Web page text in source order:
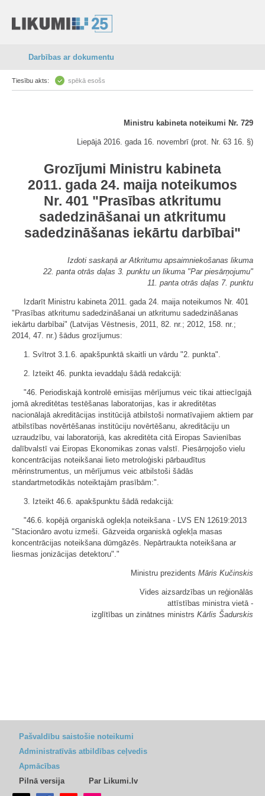
Darbības ar dokumentu
Tiesību akts: spēkā esošs
Ministru kabineta noteikumi Nr. 729
Liepājā 2016. gada 16. novembrī (prot. Nr. 63 16. §)
Grozījumi Ministru kabineta
2011. gada 24. maija noteikumos
Nr. 401 "Prasības atkritumu
sadedzināšanai un atkritumu
sadedzināšanas iekārtu darbībai"
Izdoti saskaņā ar Atkritumu apsaimniekošanas likuma
22. panta otrās daļas 3. punktu un likuma "Par piesārņojumu"
11. panta otrās daļas 7. punktu
Izdarīt Ministru kabineta 2011. gada 24. maija noteikumos Nr. 401
"Prasības atkritumu sadedzināšanai un atkritumu sadedzināšanas
iekārtu darbībai" (Latvijas Vēstnesis, 2011, 82. nr.; 2012, 158. nr.;
2014, 47. nr.) šādus grozījumus:
1. Svītrot 3.1.6. apakšpunktā skaitli un vārdu "2. punkta".
2. Izteikt 46. punkta ievaddaļu šādā redakcijā:
"46. Periodiskajā kontrolē emisijas mērījumus veic tikai attiecīgajā
jomā akreditētas testēšanas laboratorijas, kas ir akreditētas
nacionālajā akreditācijas institūcijā atbilstoši normatīvajiem aktiem par
atbilstības novērtēšanas institūciju novērtēšanu, akreditāciju un
uzraudzību, vai laboratorijā, kas akreditēta citā Eiropas Savienības
dalībvalstī vai Eiropas Ekonomikas zonas valstī. Piesārņojošo vielu
koncentrācijas noteikšanai lieto metroloģiski pārbaudītus
mērinstrumentus, un mērījumus veic atbilstoši šādās
standartmetodikās noteiktajām prasībām:".
3. Izteikt 46.6. apakšpunktu šādā redakcijā:
"46.6. kopējā organiskā oglekļa noteikšana - LVS EN 12619:2013
"Stacionāro avotu izmeši. Gāzveida organiskā oglekļa masas
koncentrācijas noteikšana dūmgāzēs. Nepārtraukta noteikšana ar
liesmas jonizācijas detektoru"."
Ministru prezidents Māris Kučinskis
Vides aizsardzības un reģionālās
attīstības ministra vietā -
izglītības un zinātnes ministrs Kārlis Šadurskis
Pašvaldību saistošie noteikumi
Administratīvās atbildības ceļvedis
Apmācības
Pilnā versija
Par Likumi.lv